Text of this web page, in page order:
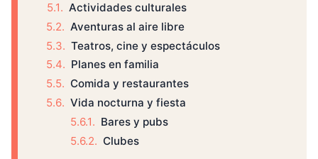
Actividades culturales
Aventuras al aire libre
Teatros, cine y espectáculos
Planes en familia
Comida y restaurantes
Vida nocturna y fiesta
Bares y pubs
Clubes